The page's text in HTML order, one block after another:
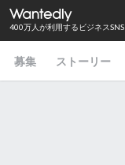
400万人が利用するビジネスSNS
募集 ストーリー